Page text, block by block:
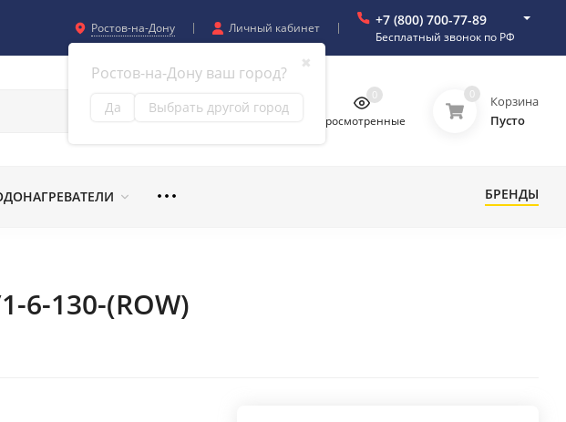
Ростов-на-Дону
✖
Ростов-на-Дону ваш город?
Да Выбрать другой город
Личный кабинет +7 (800) 700-77-89
Бесплатный звонок по РФ
Просмотренные
0 0
Корзина
Пусто
БРЕНДЫ
6-130-(ROW)